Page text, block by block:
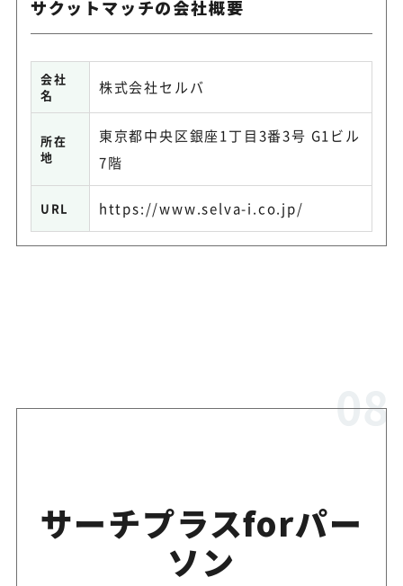
サクットマッチの会社概要
会社
名
株式会社セルバ
所在
地
東京都中央区銀座1丁目3番3号 G1ビル
7階
URL https://www.selva-i.co.jp/
サーチプラスforパー
ソン